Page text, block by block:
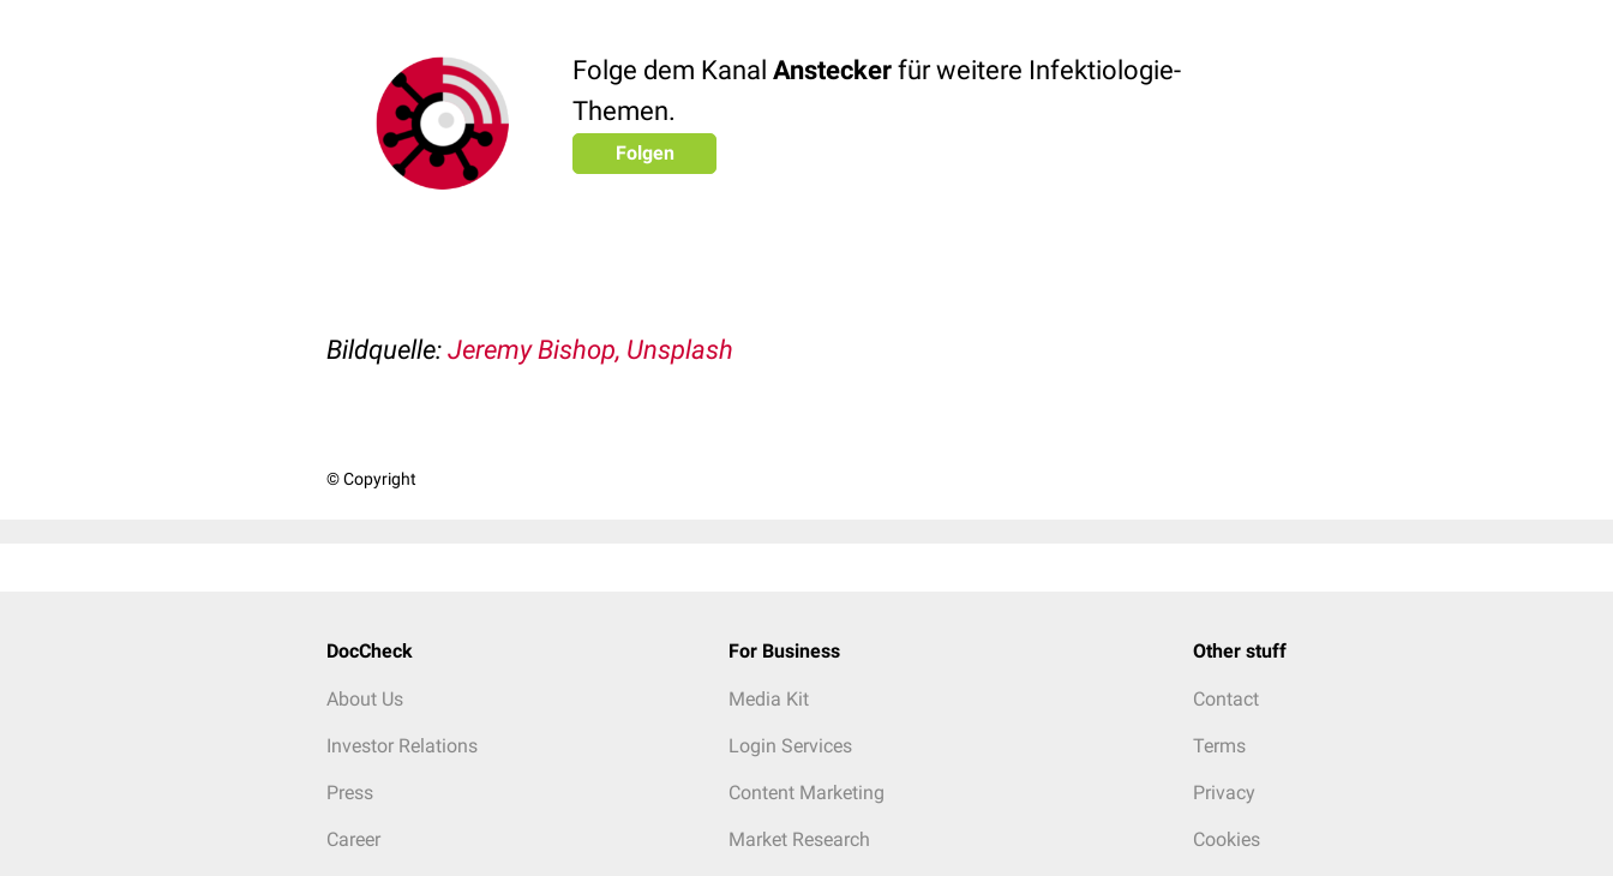
Folge dem Kanal Anstecker für weitere Infektiologie-
Themen.
Folgen
Bildquelle: Jeremy Bishop, Unsplash
© Copyright
DocCheck
About Us
Investor Relations
Press
Career
For Business
Media Kit
Login Services
Content Marketing
Market Research
Other stuff
Contact
Terms
Privacy
Cookies